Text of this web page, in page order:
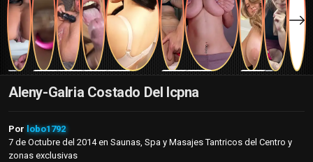
Aleny-Galria Costado Del Icpna
Por lobo1792
7 de Octubre del 2014en Saunas, Spa y Masajes Tantricos del Centro y
zonas exclusivas